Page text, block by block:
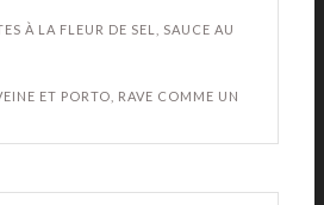
À LA FLEUR DE SEL, SAUCE AU
ET PORTO, RAVE COMME UN